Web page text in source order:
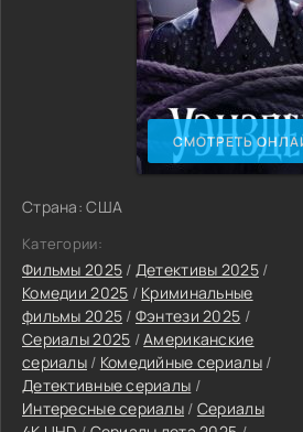
СМОТРЕТЬ
Страна: США
Категории:
Фильмы 2025 / Детективы 2025/
Комедии 2025 / Криминальные
фильмы 2025 / Фэнтези 2025 /
Сериалы 2025 /Американские
сериалы/ Комедийные сериалы/
Детективные сериалы /
Интересные сериалы / Сериалы